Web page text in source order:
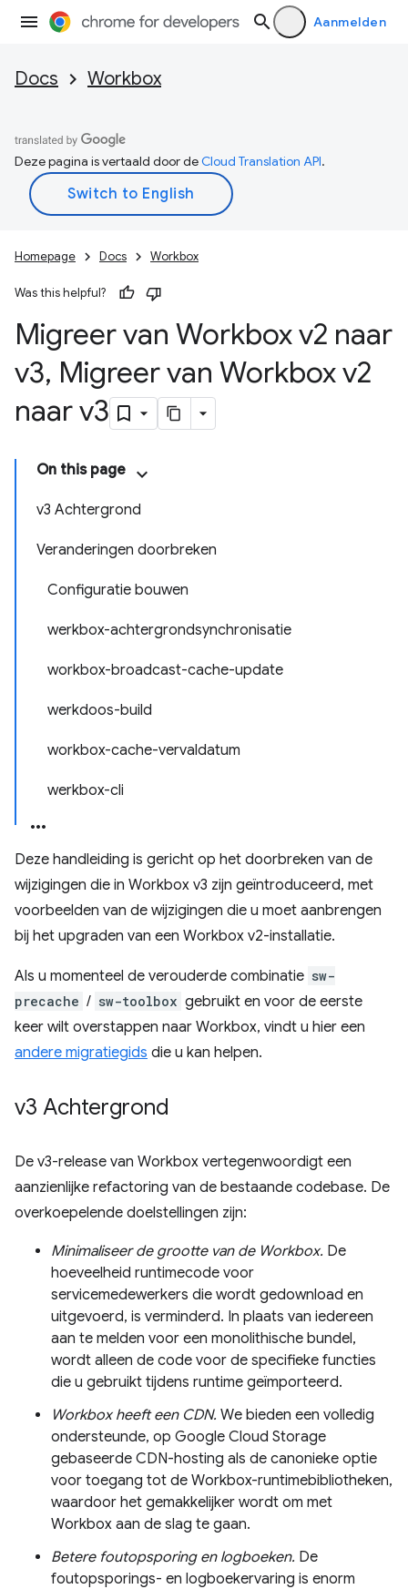
Aanmelden
Docs Workbox
Deze pagina is vertaald door deCloud Translation API.
Homepage Docs Workbox
Was this helpful?
Migreer van Workbox v2 naar
v3, Migreer van Workbox v2
naar v3
On this page
v3 Achtergrond
Veranderingen doorbreken
Configuratie bouwen
werkbox-achtergrondsynchronisatie
workbox-broadcast-cache-update
werkdoos-build
workbox-cache-vervaldatum
werkbox-cli
Deze handleiding is gericht op het doorbreken van de
wijzigingen die in Workbox v3 zijn geïntroduceerd, met
voorbeelden van de wijzigingen die u moet aanbrengen
bij het upgraden van een Workbox v2-installatie.
Als u momenteel de verouderde combinatie sw-
precache / sw-toolbox gebruikt en voor de eerste
keer wilt overstappen naar Workbox, vindt u hier een
andere migratiegids die u kan helpen.
v3 Achtergrond
De v3-release van Workbox vertegenwoordigt een
aanzienlijke refactoring van de bestaande codebase. De
overkoepelende doelstellingen zijn:
Minimaliseer de grootte van de Workbox. De
hoeveelheid runtimecode voor
servicemedewerkers die wordt gedownload en
uitgevoerd, is verminderd. In plaats van iedereen
aan te melden voor een monolithische bundel,
wordt alleen de code voor de specifieke functies
die u gebruikt tijdens runtime geïmporteerd.
Workbox heeft een CDN. We bieden een volledig
ondersteunde, op Google Cloud Storage
gebaseerde CDN-hosting als de canonieke optie
voor toegang tot de Workbox-runtimebibliotheken,
waardoor het gemakkelijker wordt om met
Workbox aan de slag te gaan.
Betere foutopsporing en logboeken. De
foutopsporings- en logboekervaring is enorm